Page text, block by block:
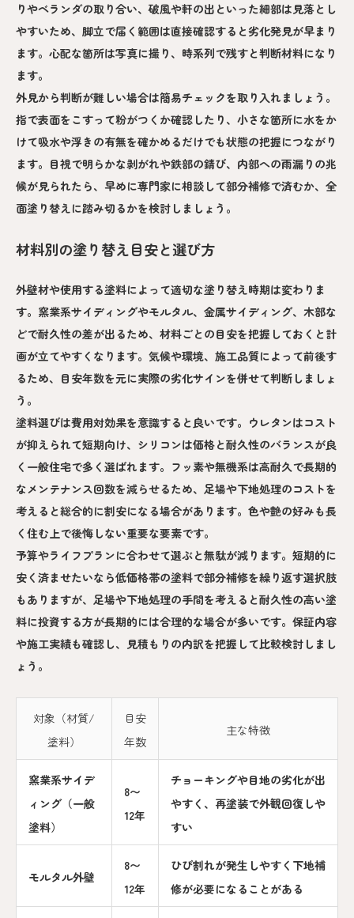
りやベランダの取り合い、破風や軒の出といった細部は見落とし
やすいため、脚立で届く範囲は直接確認すると劣化発見が早まり
ます。心配な箇所は写真に撮り、時系列で残すと判断材料になり
ます。
外見から判断が難しい場合は簡易チェックを取り入れましょう。
指で表面をこすって粉がつくか確認したり、小さな箇所に水をか
けて吸水や浮きの有無を確かめるだけでも状態の把握につながり
ます。目視で明らかな剥がれや鉄部の錆び、内部への雨漏りの兆
候が見られたら、早めに専門家に相談して部分補修で済むか、全
面塗り替えに踏み切るかを検討しましょう。
材料別の塗り替え目安と選び方
外壁材や使用する塗料によって適切な塗り替え時期は変わりま
す。窯業系サイディングやモルタル、金属サイディング、木部な
どで耐久性の差が出るため、材料ごとの目安を把握しておくと計
画が立てやすくなります。気候や環境、施工品質によって前後す
るため、目安年数を元に実際の劣化サインを併せて判断しましょ
う。
塗料選びは費用対効果を意識すると良いです。ウレタンはコスト
が抑えられて短期向け、シリコンは価格と耐久性のバランスが良
く一般住宅で多く選ばれます。フッ素や無機系は高耐久で長期的
なメンテナンス回数を減らせるため、足場や下地処理のコストを
考えると総合的に割安になる場合があります。色や艶の好みも長
く住む上で後悔しない重要な要素です。
予算やライフプランに合わせて選ぶと無駄が減ります。短期的に
安く済ませたいなら低価格帯の塗料で部分補修を繰り返す選択肢
もありますが、足場や下地処理の手間を考えると耐久性の高い塗
料に投資する方が長期的には合理的な場合が多いです。保証内容
や施工実績も確認し、見積もりの内訳を把握して比較検討しまし
ょう。
対象（材質/
塗料）
目安
年数
主な特徴
窯業系サイデ
ィング（一般
塗料）
8〜
12年
チョーキングや目地の劣化が出
やすく、再塗装で外観回復しや
すい
モルタル外壁
8〜
12年
ひび割れが発生しやすく下地補
修が必要になることがある